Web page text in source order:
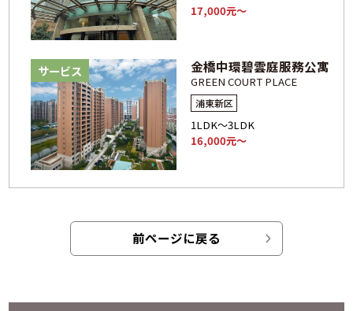
17,000元～
サービス 金橋中環碧雲庭服務公寓
GREEN COURT PLACE
浦東新区
1LDK～3LDK
16,000元～
前ページに戻る